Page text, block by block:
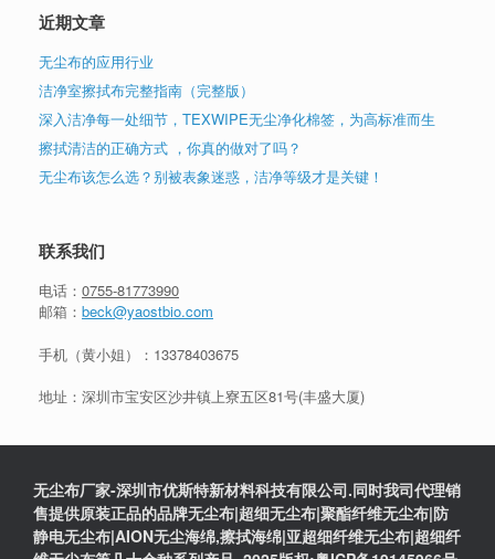
近期文章
无尘布的应用行业
洁净室擦拭布完整指南（完整版）
深入洁净每一处细节，TEXWIPE无尘净化棉签，为高标准而生
擦拭清洁的正确方式 ，你真的做对了吗？
无尘布该怎么选？别被表象迷惑，洁净等级才是关键！
联系我们
电话： 0755-81773990
邮箱： beck@yaostbio.com
手机（黄小姐）： 13378403675
地址：深圳市宝安区沙井镇上寮五区81号(丰盛大厦)
无尘布厂家-深圳市优斯特新材料科技有限公司.同时我司代理销
售提供原装正品的品牌无尘布|超细无尘布|聚酯纤维无尘布|防
静电无尘布|AION无尘海绵,擦拭海绵|亚超细纤维无尘布|超细纤